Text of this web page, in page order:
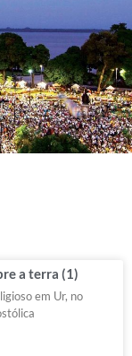
a terra (1)
em Ur, no